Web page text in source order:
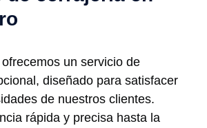
un servicio de
diseñado para satisfacer
de nuestros clientes.
rápida y precisa hasta la